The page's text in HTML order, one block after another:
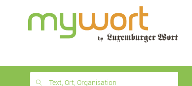
month
free
Text, Ort, Organisation